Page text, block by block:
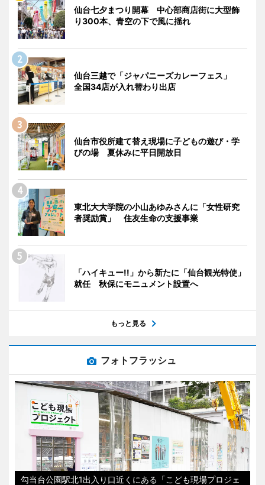
仙台七夕まつり開幕 中心部商店街に大型飾
り300本、青空の下で風に揺れ
仙台三越で「ジャパニーズカレーフェス」
全国34店が入れ替わり出店
仙台市役所建て替え現場に子どもの遊び・学
びの場 夏休みに平日開放日
東北大大学院の小山あゆみさんに「女性研究
者奨励賞」 住友生命の支援事業
「ハイキュー!!」から新たに「仙台観光特使」
就任 秋保にモニュメント設置へ
もっと見る
フォトフラッシュ
勾当台公園駅北1出入り口近くにある「こども現場プロジェ